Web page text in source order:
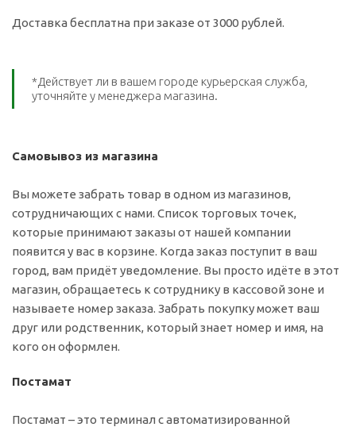
Доставка бесплатна при заказе от 3000 рублей.
*Действует ли в вашем городе курьерская служба,
уточняйте у менеджера магазина.
Самовывоз из магазина
Вы можете забрать товар в одном из магазинов,
сотрудничающих с нами. Список торговых точек,
которые принимают заказы от нашей компании
появится у вас в корзине. Когда заказ поступит в ваш
город, вам придёт уведомление. Вы просто идёте в этот
магазин, обращаетесь к сотруднику в кассовой зоне и
называете номер заказа. Забрать покупку может ваш
друг или родственник, который знает номер и имя, на
кого он оформлен.
Постамат
Постамат – это терминал с автоматизированной